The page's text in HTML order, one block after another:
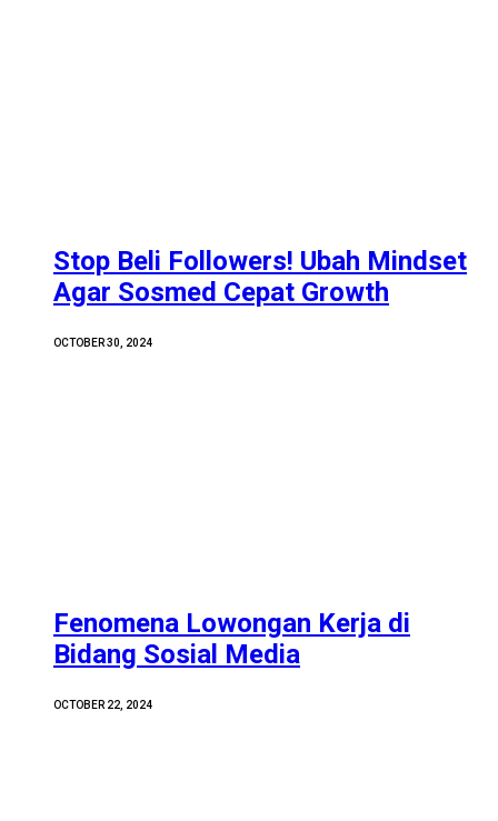
Stop Beli Followers! Ubah Mindset
Agar Sosmed Cepat Growth
OCTOBER 30, 2024
Fenomena Lowongan Kerja di
Bidang Sosial Media
OCTOBER 22, 2024